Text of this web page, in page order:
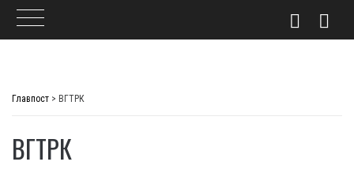
Главпост > ВГТРК
ВГТРК